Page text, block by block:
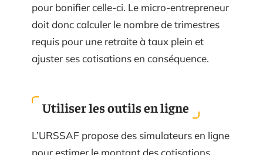
pour bonifier celle-ci. Le micro-entrepreneur
doit donc calculer le nombre de trimestres
requis pour une retraite à taux plein et
ajuster ses cotisations en conséquence.
Utiliser les outils en ligne
L’URSSAF propose des simulateurs en ligne
pour estimer le montant des cotisations